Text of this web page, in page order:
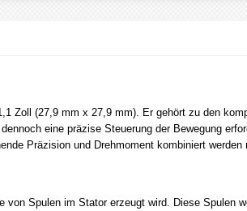
Zoll (27,9 mm x 27,9 mm). Er gehört zu den
eine präzise Steuerung der Bewegung
Präzision und Drehmoment kombiniert werden
Spulen im Stator erzeugt wird. Diese Spulen